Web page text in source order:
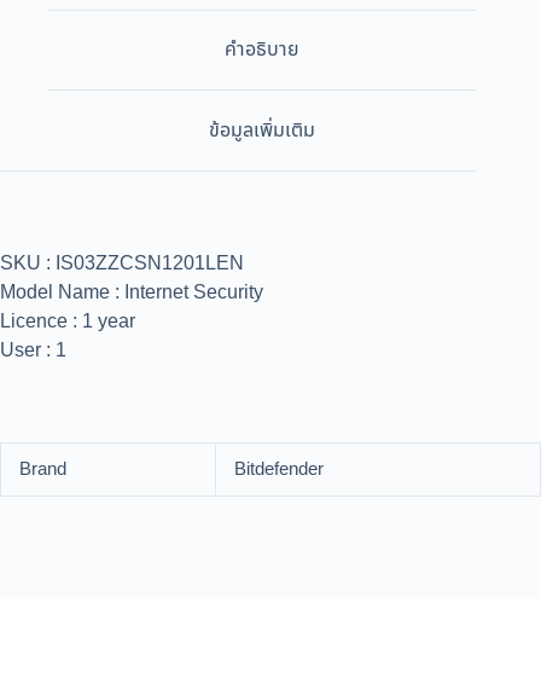
คำอธิบาย
ข้อมูลเพิ่มเติม
SKU : IS03ZZCSN1201LEN
Model Name : Internet Security
Licence : 1 year
User : 1
Brand Bitdefender